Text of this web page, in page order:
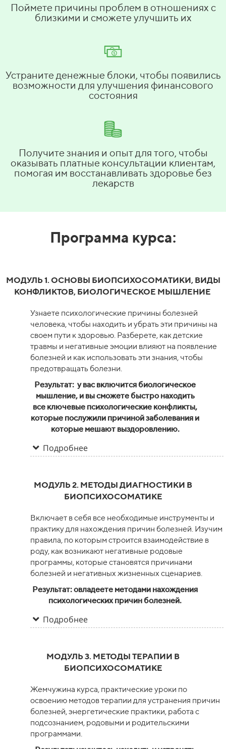
Поймете причины проблем в отношениях с
близкими и сможете улучшить их
Устраните денежные блоки, чтобы появились
возможности для улучшения финансового
состояния
Получите знания и опыт для того, чтобы
оказывать платные консультации клиентам,
помогая им восстанавливать здоровье без
лекарств
Программа курса:
МОДУЛЬ 1. ОСНОВЫ БИОПСИХОСОМАТИКИ, ВИДЫ
КОНФЛИКТОВ, БИОЛОГИЧЕСКОЕ МЫШЛЕНИЕ
Узнаете психологические причины болезней
человека, чтобы находить и убрать эти причины на
своем пути к здоровью. Разберете, как детские
травмы и негативные эмоции влияют на появление
болезней и как использовать эти знания, чтобы
предотвращать болезни.
Результат: у вас включится биологическое
мышление, и вы сможете быстро находить
все ключевые психологические конфликты,
которые послужили причиной заболевания и
которые мешают выздоровлению.
Подробнее
МОДУЛЬ 2. МЕТОДЫ ДИАГНОСТИКИ В
БИОПСИХОСОМАТИКЕ
Включает в себя все необходимые инструменты и
практику для нахождения причин болезней. Изучим
правила, по которым строится взаимодействие в
роду, как возникают негативные родовые
программы, которые становятся причинами
болезней и негативных жизненных сценариев.
Результат:овладеете методами нахождения
психологических причин болезней.
Подробнее
МОДУЛЬ 3. МЕТОДЫ ТЕРАПИИ В
БИОПСИХОСОМАТИКЕ
Жемчужина курса, практические уроки по
освоению методов терапии для устранения причин
болезней, энергетические практики, работа с
подсознанием, родовыми и родительскими
программами.